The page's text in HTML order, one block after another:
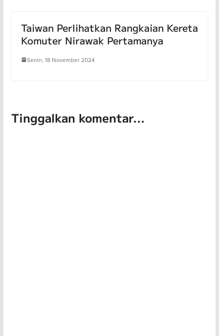
Taiwan Perlihatkan Rangkaian Kereta
Komuter Nirawak Pertamanya
Senin, 18 November 2024
Tinggalkan komentar...